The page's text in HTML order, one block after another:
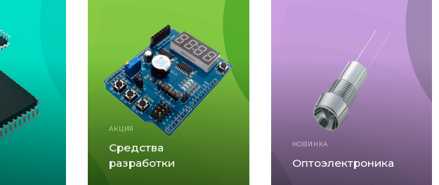
АКЦИЯ
Средства
разработки
НОВИНКА
Оптоэлектроника